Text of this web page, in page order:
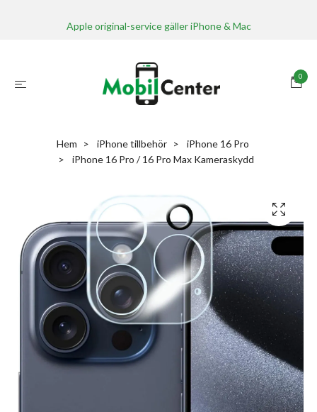
Apple original-service gäller iPhone & Mac
0
Hem iPhone tillbehör
iPhone 16 Pro
iPhone 16 Pro / 16 Pro Max Kameraskydd